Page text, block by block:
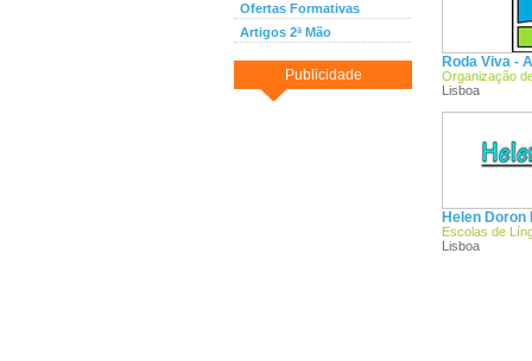
Ofertas Formativas
Artigos 2ª Mão
Publicidade
Roda Viva -
Organização
Lisboa
Helen Doron
Escolas de
Lisboa